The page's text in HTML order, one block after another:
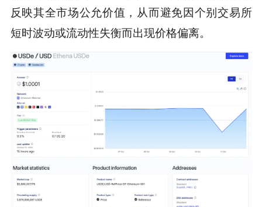
反映其全市场公允价值，从而避免因个别交易所
短时波动或流动性失衡而出现价格偏离。